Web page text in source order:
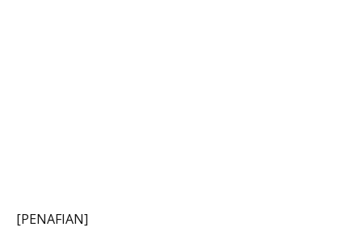
[PENAFIAN]